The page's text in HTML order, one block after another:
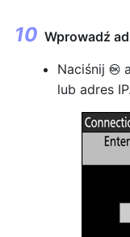
Wprowadź
Naciśnij J
lub adres IP.